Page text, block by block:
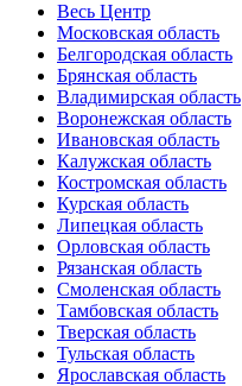
Весь Центр
Московская область
Белгородская область
Брянская область
Владимирская область
Воронежская область
Ивановская область
Калужская область
Костромская область
Курская область
Липецкая область
Орловская область
Рязанская область
Смоленская область
Тамбовская область
Тверская область
Тульская область
Ярославская область